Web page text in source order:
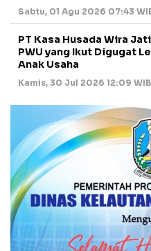
Sabtu, 01 Agu 2026 07:43
PT Kasa Husada Wira
PWU yang Ikut Digugat
Anak Usaha
Kamis, 30 Jul 2026 12:09 WIB